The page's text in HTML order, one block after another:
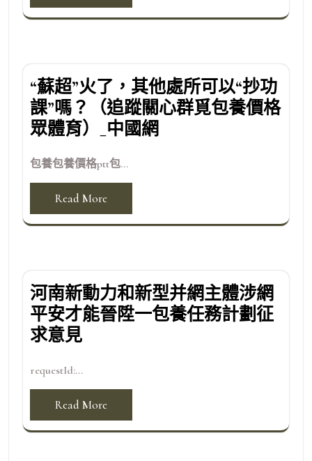
“蘇超”火了，其他處所可以“抄功
課”嗎？（追蹤關心群覓包養價格
眾體育）_中國網
包養包養價格ptt包...
Read More
河南新動力和新型并網主體涉網
平安才能晉陞一包養任務計劃征
求意見
requestId:...
Read More